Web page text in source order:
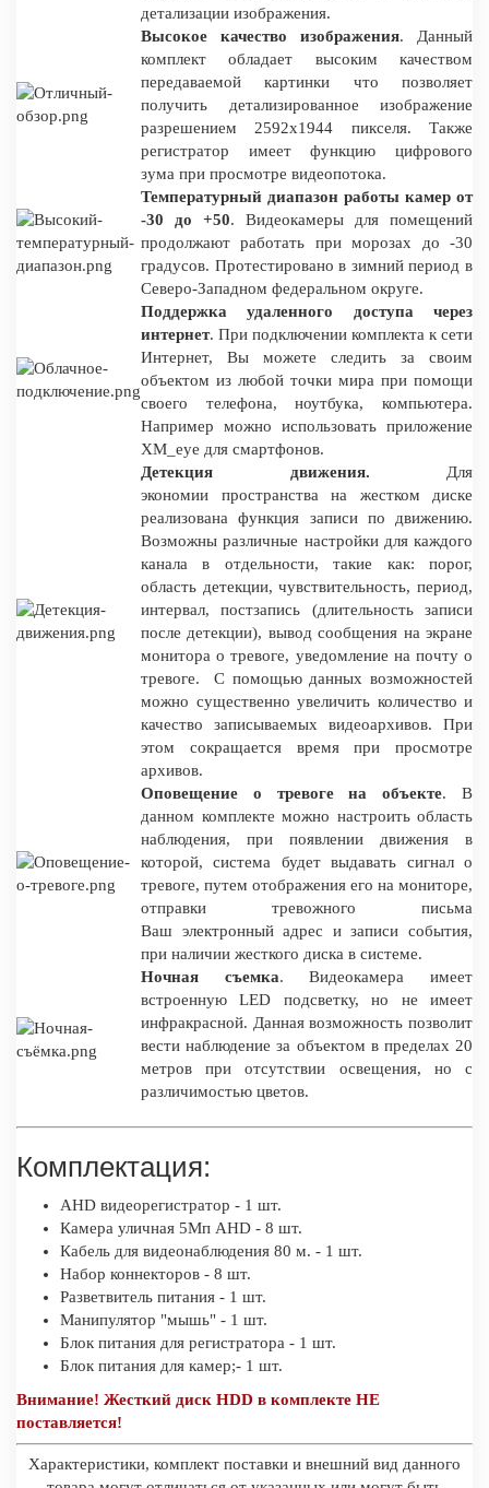
детализации изображения.
Высокое качество изображения. Данный
комплект обладает высоким качеством
передаваемой картинки что позволяет
получить детализированное изображение
разрешением 2592x1944 пикселя. Также
регистратор имеет функцию цифрового
зума при просмотре видеопотока.
Температурный диапазон работы камер от
-30 до +50. Видеокамеры для помещений
продолжают работать при морозах до -30
градусов. Протестировано в зимний период в
Северо-Западном федеральном округе.
Поддержка удаленного доступа через
интернет. При подключении комплекта к сети
Интернет, Вы можете следить за своим
объектом из любой точки мира при помощи
своего телефона, ноутбука, компьютера.
Например можно использовать приложение
XM_eye для смартфонов.
Детекция движения. Для
экономии пространства на жестком диске
реализована функция записи по движению.
Возможны различные настройки для каждого
канала в отдельности, такие как: порог,
область детекции, чувствительность, период,
интервал, постзапись (длительность записи
после детекции), вывод сообщения на экране
монитора о тревоге, уведомление на почту о
тревоге. С помощью данных возможностей
можно существенно увеличить количество и
качество записываемых видеоархивов. При
этом сокращается время при просмотре
архивов.
Оповещение о тревоге на объекте. В
данном комплекте можно настроить область
наблюдения, при появлении движения в
которой, система будет выдавать сигнал о
тревоге, путем отображения его на мониторе,
отправки тревожного письма
Ваш электронный адрес и записи события,
при наличии жесткого диска в системе.
Ночная съемка. Видеокамера имеет
встроенную LED подсветку, но не имеет
инфракрасной. Данная возможность позволит
вести наблюдение за объектом в пределах 20
метров при отсутствии освещения, но с
различимостью цветов.
Комплектация:
AHD видеорегистратор - 1 шт.
Камера уличная 5Мп AHD - 8 шт.
Кабель для видеонаблюдения 80 м. - 1 шт.
Набор коннекторов - 8 шт.
Разветвитель питания - 1 шт.
Манипулятор "мышь" - 1 шт.
Блок питания для регистратора - 1 шт.
Блок питания для камер;- 1 шт.
Внимание! Жесткий диск HDD в комплекте НЕ
поставляется!
Характеристики, комплект поставки и внешний вид данного